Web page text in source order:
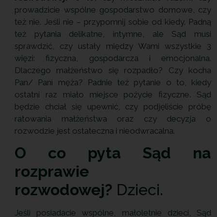
prowadzicie wspólne gospodarstwo domowe, czy
też nie. Jeśli nie – przypomnij sobie od kiedy. Padną
też pytania delikatne, intymne, ale Sąd musi
sprawdzić, czy ustały między Wami wszystkie 3
więzi: fizyczna, gospodarcza i emocjonalna.
Dlaczego małżeństwo się rozpadło? Czy kocha
Pan/ Pani męża? Padnie też pytanie o to, kiedy
ostatni raz miało miejsce pożycie fizyczne. Sąd
będzie chciał się upewnić, czy podjęliście próbę
ratowania małżeństwa oraz czy decyzja o
rozwodzie jest ostateczna i nieodwracalna.
O co pyta Sąd na
rozprawie
rozwodowej? Dzieci.
Jeśli posiadacie wspólne, małoletnie dzieci, Sąd